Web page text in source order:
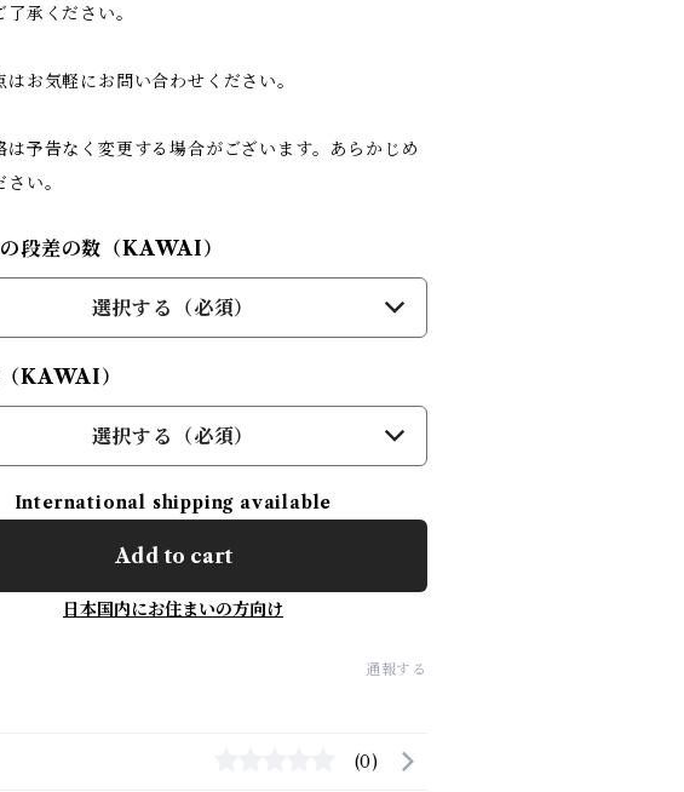
了承ください。
はお気軽にお問い合わせください。
予告なく変更する場合がございます。あらかじめ
い。
段差の数（KAWAI）
選択する（必須）
KAWAI）
選択する（必須）
International shipping available
Add to cart
日本国内にお住まいの方向け
通報する
(0)